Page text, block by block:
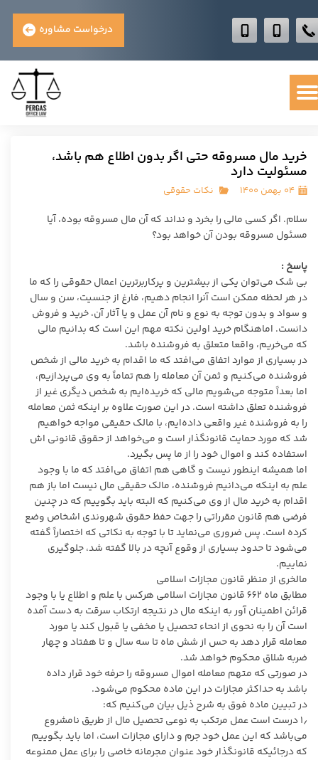
درخواست مشاوره
خرید مال مسروقه حتی اگر بدون اطلاع هم باشد،
مسئولیت دارد
۰۴ بهمن ۱۴۰۰ نکات حقوقی
سلام. اگر کسی مالی را بخرد و نداند که آن مال مسروقه بوده، آیا
مسئول مسروقه بودن آن خواهد بود؟
پاسخ :
بی شک می‌توان یکی از بیشترین و پرکاربرترین اعمال حقوقی را که ما
در هر لحظه ممکن است آنرا انجام دهیم، فارغ از جنسیت، سن و سال
و سواد و بدون توجه به نوع و نام آن عمل و یا آثار آن، خرید و فروش
دانست. اماهنگام خرید اولین نکته مهم این است که بدانیم مالی
که می‌خریم، واقعا متعلق به فروشنده باشد.
در بسیاری از موارد اتفاق می‌افتد که ما اقدام به خرید مالی از شخص
فروشنده می‌کنیم و ثمن آن معامله را هم تماماً به وی می‌پردازیم،
اما بعداً متوجه می‌شویم مالی که خریده‌ایم به شخص دیگری غیر از
فروشنده تعلق داشته است. در این صورت علاوه بر اینکه ثمن معامله
را به فروشنده غیر واقعی داده‌ایم، با مالک حقیقی مواجه خواهیم
شد که مورد حمایت قانونگذار است و می‌خواهد از حقوق قانونی اش
استفاده کند و اموال خود را از ما پس بگیرد.
اما همیشه اینطور نیست و گاهی هم اتفاق می‌افتد که ما با وجود
علم به اینکه می‌دانیم فروشنده، مالک حقیقی مال نیست اما باز هم
اقدام به خرید مال از وی می‌کنیم که البته باید بگوییم که در چنین
فرضی هم قانون مقرراتی را جهت حفظ حقوق شهروندی اشخاص وضع
کرده است. پس ضروری می‌نماید تا با توجه به نکاتی که اختصاراً گفته
می‌شود تا حدود بسیاری از وقوع آنچه در بالا گفته شد، جلوگیری
نماییم.
مالخری از منظر قانون مجازات اسلامی
مطابق ماه 662 قانون مجازات اسلامی هرکس با علم و اطلاع یا با وجود
قرائن اطمینان آور به اینکه مال در نتیجه ارتکاب سرقت به دست آمده
است آن را به نحوی از انحاء تحصیل یا مخفی یا قبول کند یا مورد
معامله قرار دهد به حس از شش ماه تا سه سال و تا هفتاد و چهار
ضربه شلاق محکوم خواهد شد.
در صورتی که متهم معامله اموال مسروقه را حرفه خود قرار داده
باشد به حداکثر مجازات در این ماده محکوم می‌شود.‏
در تبیین ماده فوق به شرح ذیل بیان می‌کنیم که:
1٫ درست است عمل مرتکب به نوعی تحصیل مال از طریق نامشروع
می‌باشد که این عمل خود جرم و دارای مجازات است، اما باید بگوییم
که درجائیکه قانونگذار خود عنوان مجرمانه خاصی را برای عمل ممنوعه